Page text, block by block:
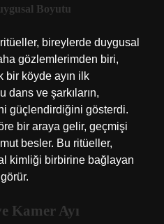
Boyutu
bireylerde duygusal
gözlemlerimden biri,
bir köyde ayın ilk
dans ve şarkıların,
güçlendirdiğini gösterdi.
bir araya gelir, geçmişi
besler. Bu ritüeller,
kimliği birbirine bağlayan
Kamer Ayı